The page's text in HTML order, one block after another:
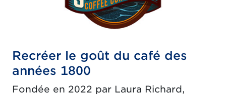
Recréer le goût du café des
années 1800
Fondée en 2022 par Laura Richard,